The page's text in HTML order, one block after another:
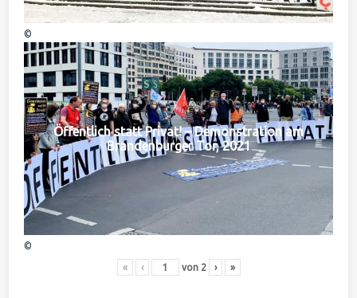
©
Öffentlich statt Privat! – Demonstration am
Brandenburger Tor, 2021
©
« ‹ von 2 › »